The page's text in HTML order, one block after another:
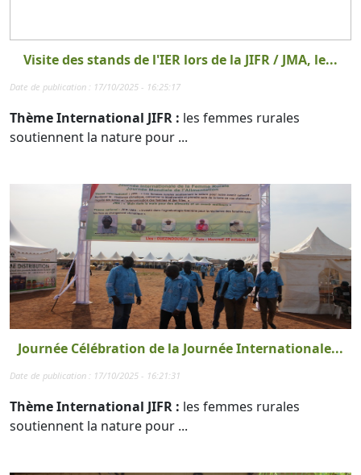
Visite des stands de l'IER lors de la JIFR / JMA, le...
Date de publication : 17/10/2025 - 16:25:17
Thème International JIFR : les femmes rurales
soutiennent la nature pour ...
Journée Célébration de la Journée Internationale...
Date de publication : 17/10/2025 - 16:21:31
Thème International JIFR : les femmes rurales
soutiennent la nature pour ...